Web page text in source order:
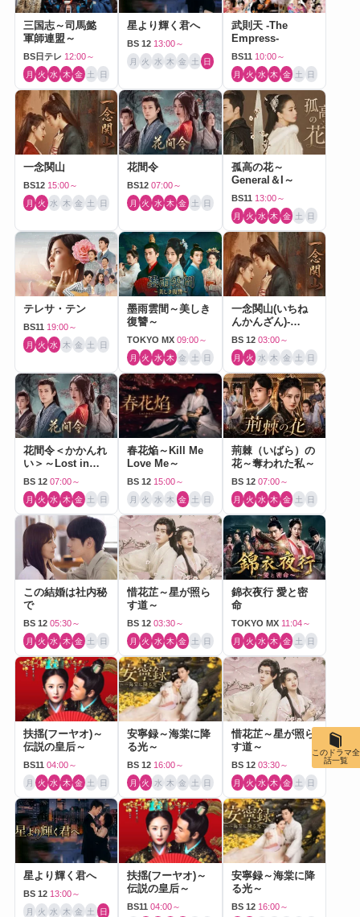
三国志～司馬懿
軍師連盟～
BS日テレ 12:00～
月 火 水 木 金 土 日
星より輝く君へ
BS 12 13:00～
月 火 水 木 金 土 日
武則天 -The
Empress-
BS11 10:00～
月 火 水 木 金 土 日
一念関山
BS12 15:00～
月 火 水 木 金 土 日
花間令
BS12 07:00～
月 火 水 木 金 土 日
孤高の花～
General＆I～
BS11 13:00～
月 火 水 木 金 土 日
テレサ・テン
BS11 19:00～
月 火 水 木 金 土 日
墨雨雲間～美しき
復讐～
TOKYO MX 09:00～
月 火 水 木 金 土 日
一念関山(いちね
んかんざん)-
Journey to Love-
BS 12 03:00～
月 火 水 木 金 土 日
花間令＜かかんれ
い＞～Lost in
Love～
BS 12 07:00～
月 火 水 木 金 土 日
春花焔～Kill Me
Love Me～
BS 12 15:00～
月 火 水 木 金 土 日
荊棘（いばら）の
花～奪われた私～
BS 12 07:00～
月 火 水 木 金 土 日
この結婚は社内秘
で
BS 12 05:30～
月 火 水 木 金 土 日
惜花芷～星が照ら
す道～
BS 12 03:30～
月 火 水 木 金 土 日
錦衣夜行 愛と密
命
TOKYO MX 11:04～
月 火 水 木 金 土 日
扶揺(フーヤオ)～
伝説の皇后～
BS11 04:00～
月 火 水 木 金 土 日
安寧録～海棠に降
る光～
BS 12 16:00～
月 火 水 木 金 土 日
惜花芷～星が照ら
す道～
BS 12 03:30～
月 火 水 木 金 土 日
星より輝く君へ
BS 12 13:00～
月 火 水 木 金 土 日
扶揺(フーヤオ)～
伝説の皇后～
BS11 04:00～
安寧録～海棠に降
る光～
BS 12 16:00～
このドラマ全
話一覧